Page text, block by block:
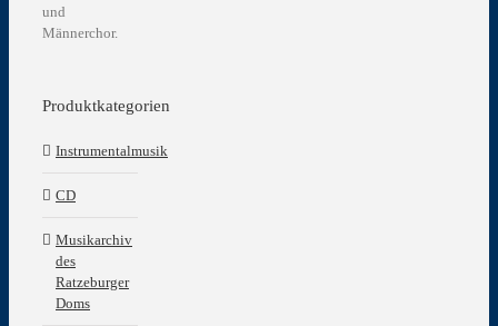
und
Männerchor.
Produktkategorien
Instrumentalmusik
CD
Musikarchiv
des
Ratzeburger
Doms